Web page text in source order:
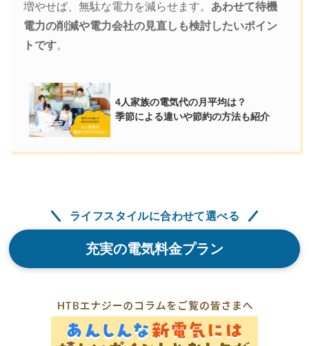
増やせば、無駄な電力を減らせます。 あわせて待機
電力の削減や電力会社の見直しも検討したいポイン
トです。
4人家族の電気代の月平均は？
季節による違いや節約の方法も紹介
ライフスタイルに合わせて選べる
充実の電気料金プラン